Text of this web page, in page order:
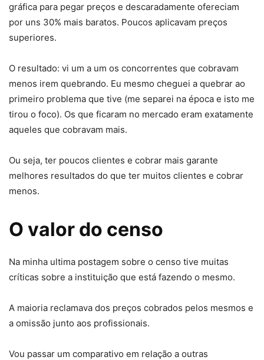
gráfica para pegar preços e descaradamente ofereciam
por uns 30% mais baratos. Poucos aplicavam preços
superiores.
O resultado: vi um a um os concorrentes que cobravam
menos irem quebrando. Eu mesmo cheguei a quebrar ao
primeiro problema que tive (me separei na época e isto me
tirou o foco). Os que ficaram no mercado eram exatamente
aqueles que cobravam mais.
Ou seja, ter poucos clientes e cobrar mais garante
melhores resultados do que ter muitos clientes e cobrar
menos.
O valor do censo
Na minha ultima postagem sobre o censo tive muitas
críticas sobre a instituição que está fazendo o mesmo.
A maioria reclamava dos preços cobrados pelos mesmos e
a omissão junto aos profissionais.
Vou passar um comparativo em relação a outras